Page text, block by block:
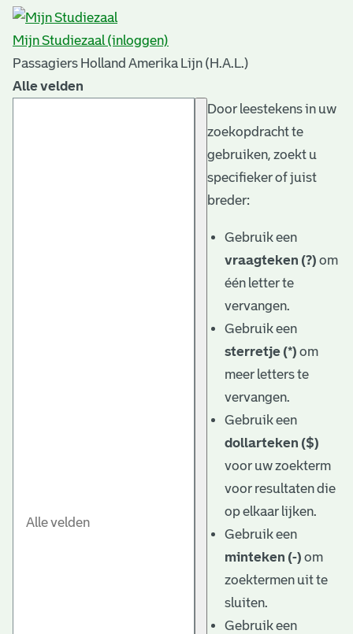
Mijn Studiezaal (inloggen)
Passagiers Holland Amerika Lijn (H.A.L.)
Alle velden
Door leestekens in uw
zoekopdracht te
gebruiken, zoekt u
specifieker of juist
breder:
Gebruik een
vraagteken (?) om
één letter te
vervangen.
Gebruik een
sterretje (*) om
meer letters te
vervangen.
Gebruik een
dollarteken ($)
voor uw zoekterm
voor resultaten die
op elkaar lijken.
Gebruik een
minteken (-) om
zoektermen uit te
sluiten.
Gebruik een